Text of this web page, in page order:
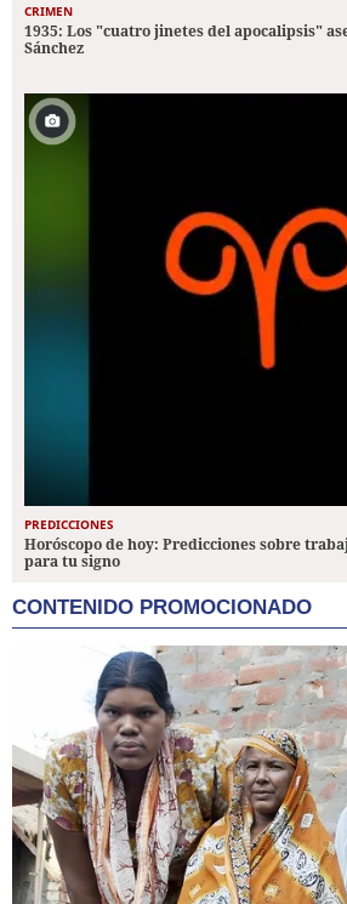
CRIMEN
1935: Los "cuatro jinetes del apocalipsis"
Sánchez
PREDICCIONES
Horóscopo de hoy: Predicciones sobre
para tu signo
CONTENIDO PROMOCIONADO